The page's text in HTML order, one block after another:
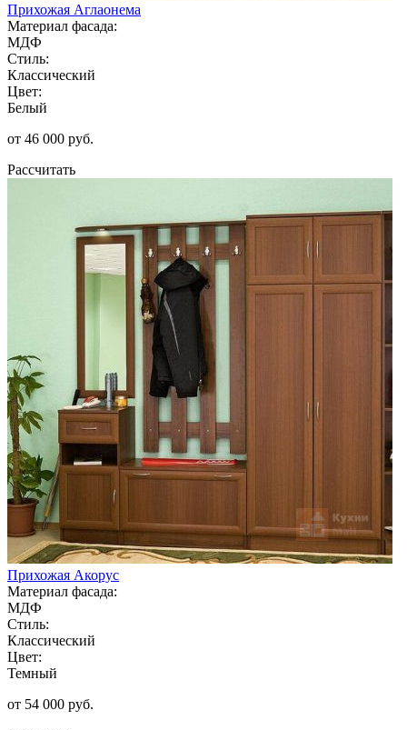
Прихожая Аглаонема
Материал фасада:
МДФ
Стиль:
Классический
Цвет:
Белый
от 46 000 руб.
Рассчитать
Прихожая Акорус
Материал фасада:
МДФ
Стиль:
Классический
Цвет:
Темный
от 54 000 руб.